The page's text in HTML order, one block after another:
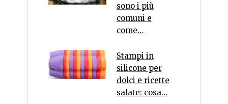
sono i più
comuni e
come…
Stampi in
silicone per
dolci e ricette
salate: cosa…